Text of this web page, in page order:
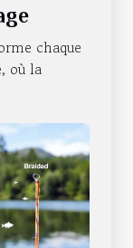
chaque
où la